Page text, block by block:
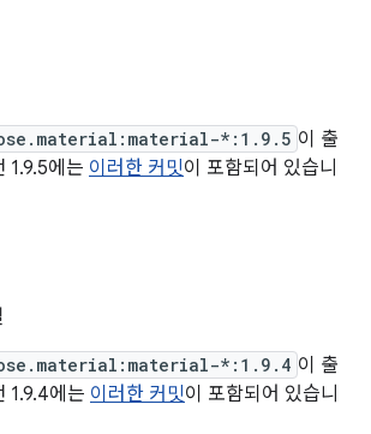
*:1.9.5 이 출
1.9.5에는 이러한 커밋이 포함되어 있습니
*:1.9.4 이 출
1.9.4에는 이러한 커밋이 포함되어 있습니